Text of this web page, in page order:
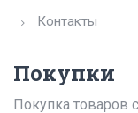
Контакты
Покупки
Покупка товаров